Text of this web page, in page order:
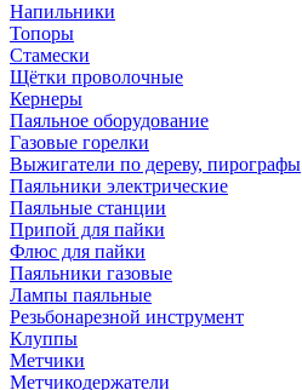
Напильники
Топоры
Стамески
Щётки проволочные
Кернеры
Паяльное оборудование
Газовые горелки
Выжигатели по дереву, пирографы
Паяльники электрические
Паяльные станции
Припой для пайки
Флюс для пайки
Паяльники газовые
Лампы паяльные
Резьбонарезной инструмент
Клуппы
Метчики
Метчикодержатели